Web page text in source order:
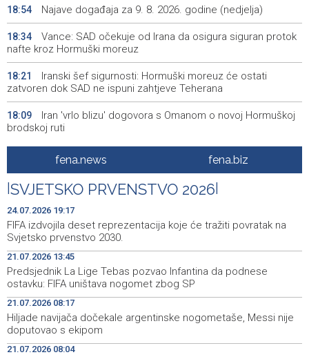
18:54 Najave događaja za 9. 8. 2026. godine (nedjelja)
18:34
Vance: SAD očekuje od Irana da osigura siguran protok
nafte kroz Hormuški moreuz
18:21
Iranski šef sigurnosti: Hormuški moreuz će ostati
zatvoren dok SAD ne ispuni zahtjeve Teherana
18:09
Iran 'vrlo blizu' dogovora s Omanom o novoj Hormuškoj
brodskoj ruti
Koncertom Marije Šerifović večeras se zatvara
manifestacija 'Dani dijaspore Travnik 2026'
17:26
Kod mosta Brčko - Gunja pronađene kosti, vještaci
sudske medicine utvrđuju porijeklo
17:15
'Pekijada' u Varešu okupila 37 ekipa iz četiri države
regiona
16:55 U rijeci Krivaji kod Zavidovića utopio se muškarac
16:08 Otvorena džamija u Milatkovićima kod Čajniča
15:55
Zmajice se okupile u Mostaru: Reprezentacija BiH kreće
po novu mediteransku priču
fena.news fena.biz
SVJETSKO PRVENSTVO 2026
24.07.2026 19:17
FIFA izdvojila deset reprezentacija koje će tražiti povratak na
Svjetsko prvenstvo 2030.
21.07.2026 13:45
Predsjednik La Lige Tebas pozvao Infantina da podnese
ostavku: FIFA uništava nogomet zbog SP
21.07.2026 08:17
Hiljade navijača dočekale argentinske nogometaše, Messi nije
doputovao s ekipom
21.07.2026 08:04